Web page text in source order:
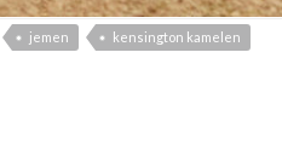
jemen
kensington kamelen